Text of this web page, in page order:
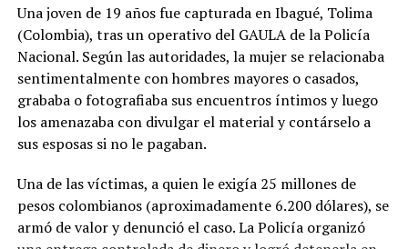
Maduro hasta su caída.
Bajo la administración de Rodríguez, que gobierna bajo
fuertes presiones de Estados Unidos, Saab no sobrevivió
ni siquiera un mes en el Gobierno. Fue destituido
rápidamente de ambos cargos.
viceministra de Relaciones Exteriores a la vez que
encabezaba un programa migratorio, también fue
cesada en marzo.
Una joven de 19 años fue capturada en Ibagué, Tolima
(Colombia), tras un operativo del GAULA de la Policía
Nacional. Según las autoridades, la mujer se relacionaba
sentimentalmente con hombres mayores o casados,
grababa o fotografiaba sus encuentros íntimos y luego
los amenazaba con divulgar el material y contárselo a
sus esposas si no le pagaban.
Una de las víctimas, a quien le exigía 25 millones de
pesos colombianos (aproximadamente 6.200 dólares), se
armó de valor y denunció el caso. La Policía organizó